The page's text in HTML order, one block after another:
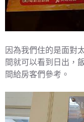
因為我們住的是面對
間就可以看到日出，
間給房客們參考。